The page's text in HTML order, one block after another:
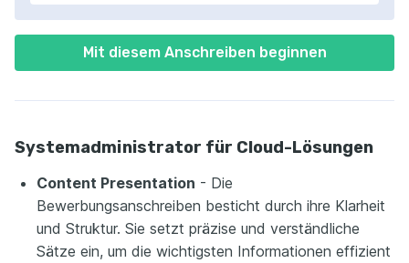
Mit diesem Anschreiben beginnen
Systemadministrator für Cloud-Lösungen
Content Presentation - Die
Bewerbungsanschreiben besticht durch ihre Klarheit
und Struktur. Sie setzt präzise und verständliche
Sätze ein, um die wichtigsten Informationen effizient